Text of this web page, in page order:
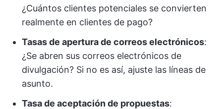
¿Cuántos clientes potenciales se convierten
realmente en clientes de pago?
Tasas de apertura de correos electrónicos:
¿Se abren sus correos electrónicos de
divulgación? Si no es así, ajuste las líneas de
asunto.
Tasa de aceptación de propuestas: